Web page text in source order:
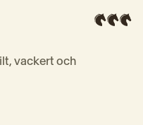
vackert och